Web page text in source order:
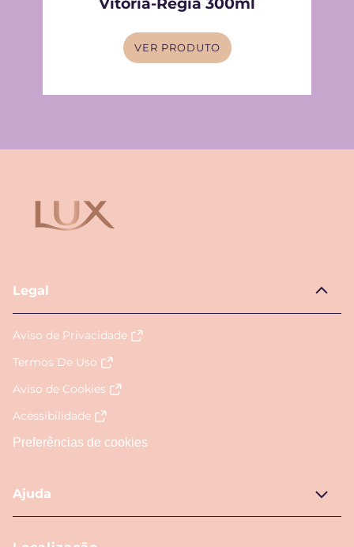
VER PRODUTO
Legal
Aviso de Privacidade
Termos De Uso
Aviso de Cookies
Acessibilidade
Preferências de cookies
Ajuda